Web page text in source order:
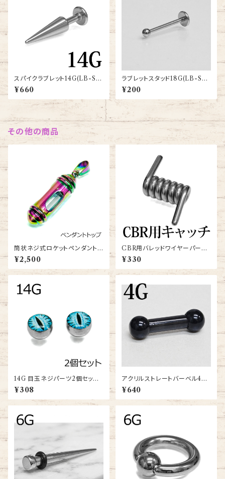
スパイクラブレット14G(LB-ST
028-14G-SS)
¥660
ラブレットスタッド18G(LB-ST
001-5-18G-SS)
¥200
その他の商品
筒状ネジ式ロケットペンダントト
ップ(3P2002863vbpb-239-
RA)
¥2,500
CBR用バレッドワイヤーパーツ
(MM-PAETS)
¥330
14G 目玉ネジパーツ2個セット
(PJB-14G-SS-B)
¥308
アクリルストレートバーベル4G
(uv-bb001-4g)
¥640